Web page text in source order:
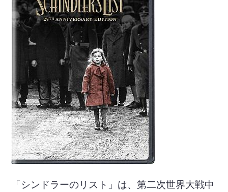
「シンドラーのリスト」は、第二次世界大戦中